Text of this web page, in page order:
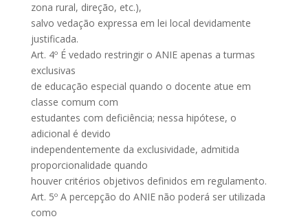
zona rural, direção, etc.),
salvo vedação expressa em lei local devidamente
justificada.
Art. 4º É vedado restringir o ANIE apenas a turmas
exclusivas
de educação especial quando o docente atue em
classe comum com
estudantes com deficiência; nessa hipótese, o
adicional é devido
independentemente da exclusividade, admitida
proporcionalidade quando
houver critérios objetivos definidos em regulamento.
Art. 5º A percepção do ANIE não poderá ser utilizada
como